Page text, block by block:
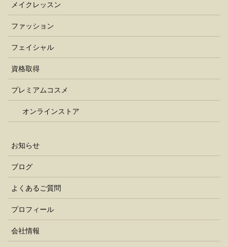
メイクレッスン
ファッション
フェイシャル
資格取得
プレミアムコスメ
オンラインストア
お知らせ
ブログ
よくあるご質問
プロフィール
会社情報